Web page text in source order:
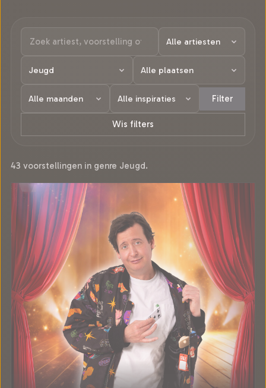
Filter
Wis filters
43 voorstellingen in genre Jeugd.